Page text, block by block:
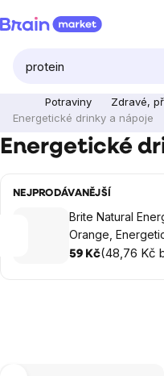
na
Potraviny
Zdravé,
Energetické drinky a nápoje
Energetické
NEJPRODÁVANĚJŠÍ
Brite Natural
Orange,
nápoj, Červený
59 Kč(48,76 Kč